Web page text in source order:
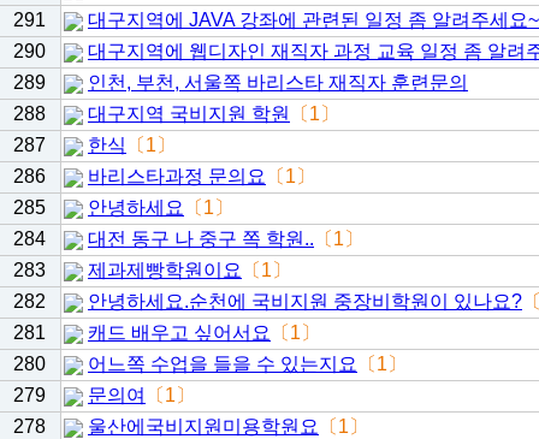
291
대구지역에 JAVA 강좌에 관련된 일정 좀 알려주세요~
290
대구지역에 웹디자인 재직자 과정 교육 일정 좀 알려
289
인천, 부천, 서울쪽 바리스타 재직자 훈련문의
288
대구지역 국비지원 학원
〔1〕
287
한식
〔1〕
286
바리스타과정 문의요
〔1〕
285
안녕하세요
〔1〕
284
대전 동구 나 중구 쪽 학원.. 〔1〕
283
제과제빵학원이요
〔1〕
282
안녕하세요.순천에 국비지원 중장비학원이 있나요?
281
캐드 배우고 싶어서요
〔1〕
280
어느쪽 수업을 들을 수 있는지요
〔1〕
279
문의여
〔1〕
278
울산에국비지원미용학원요
〔1〕